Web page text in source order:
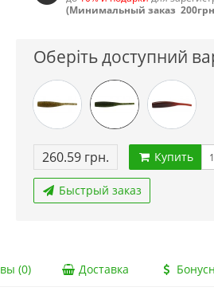
(Минимальный заказ
Оберіть доступний
260.59 грн. Купить
Быстрый заказ
(0) Доставка